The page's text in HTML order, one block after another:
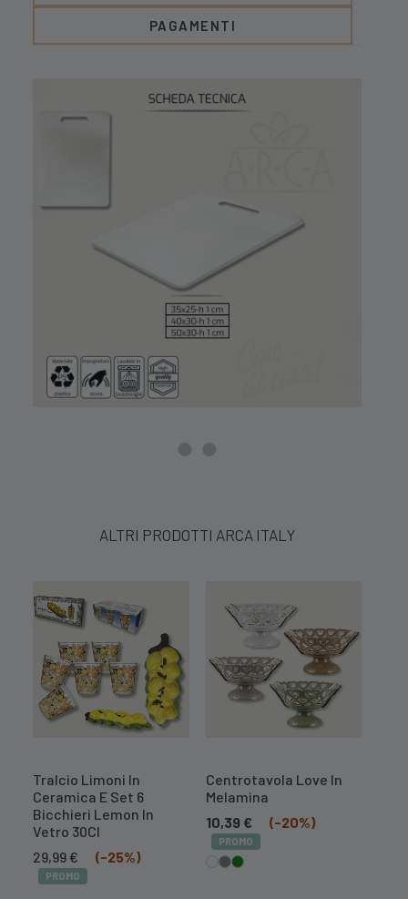
PAGAMENTI
ALTRI PRODOTTI ARCA ITALY
Tralcio Limoni In
Ceramica E Set 6
Bicchieri Lemon In
Vetro 30Cl
Il
prezzo
originale
29,99€
prezzo
(-25%)
PROMO
Centrotavola Love In
Melamina
10,39 € (-20%)
PROMO